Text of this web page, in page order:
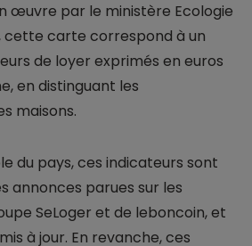
œuvre par le ministère Ecologie
cette carte correspond à un
de loyer exprimés en euros
en distinguant les
maisons.
du pays, ces indicateurs sont
annonces parues sur les
SeLoger et de leboncoin, et
à jour. En revanche, ces